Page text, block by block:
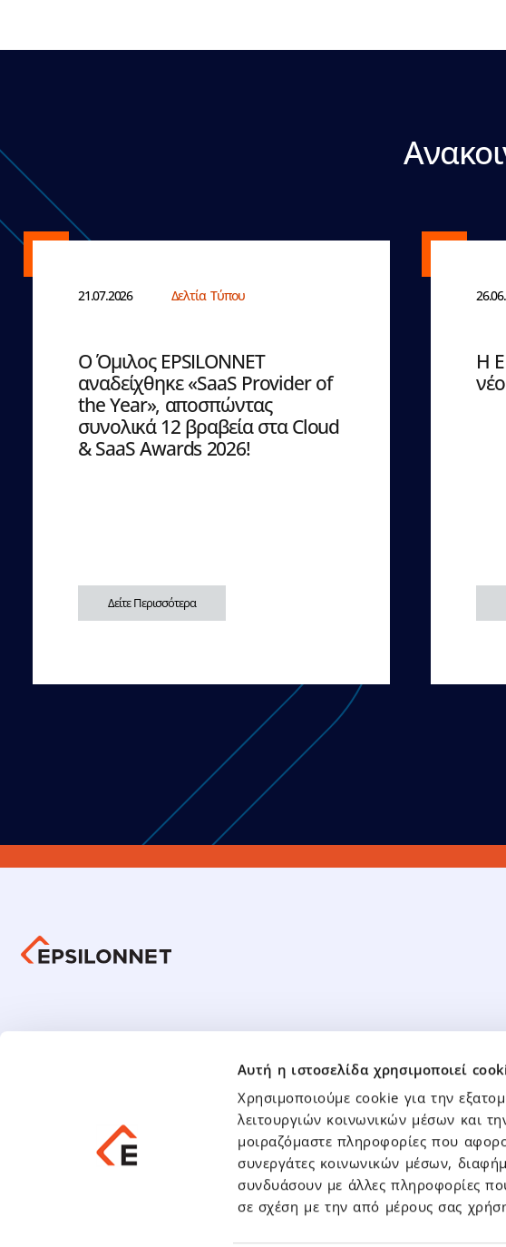
Αυτή η ιστοσελίδα χρησιμοποιεί
Χρησιμοποιούμε cookie για την
λειτουργιών κοινωνικών μέσων και
μοιραζόμαστε πληροφορίες που
συνεργάτες κοινωνικών μέσων,
συνδυάσουν με άλλες πληροφορίες
σε σχέση με την από μέρους σας
21.07.2026 Δελτία Τύπου
Ο Όμιλος EPSILONNET
αναδείχθηκε «SaaS Provider of
the Year», αποσπώντας
συνολικά 12 βραβεία στα Cloud
& SaaS Awards 2026!
Δείτε Περισσότερα
Η
Γενικές Συνελεύσεις
Ενημερωτικά Δελτία – Πληροφοριακά Σημειώματα
Οικονομικά Στοιχεία Ομίλου –
Οικονομικά Στοιχεία
Ανακοινώσεις –
Δελτία Τύπου